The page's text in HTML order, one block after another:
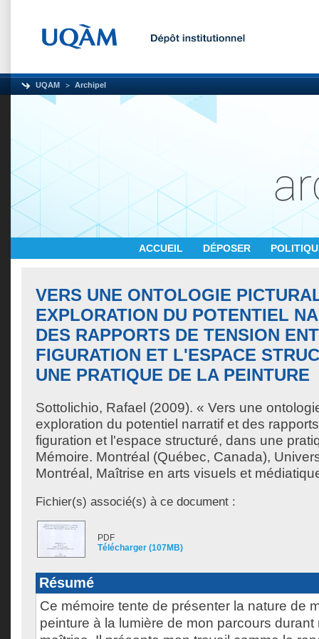
UQAM Archipel
ACCUEIL DÉPOSER
VERS UNE ONTOLOGIE
EXPLORATION DU POTENTIEL
DES RAPPORTS DE TENSION
FIGURATION ET L'ESPACE
UNE PRATIQUE DE LA PEINTURE
Sottolichio, Rafael (2009). « Vers une
exploration du potentiel narratif et des
figuration et l'espace structuré, dans une
Mémoire. Montréal (Québec, Canada),
Montréal, Maîtrise en arts visuels et
Fichier(s) associé(s) à ce document :
PDF
Télécharger (107MB)
Résumé
Ce mémoire tente de présenter la nature de
peinture à la lumière de mon parcours